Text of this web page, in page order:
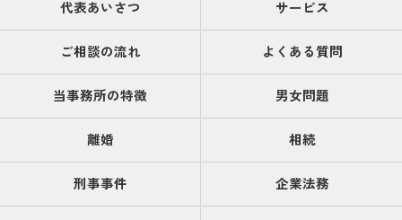
代表あいさつ サービス
ご相談の流れ よくある質問
当事務所の特徴 男女問題
離婚 相続
刑事事件 企業法務